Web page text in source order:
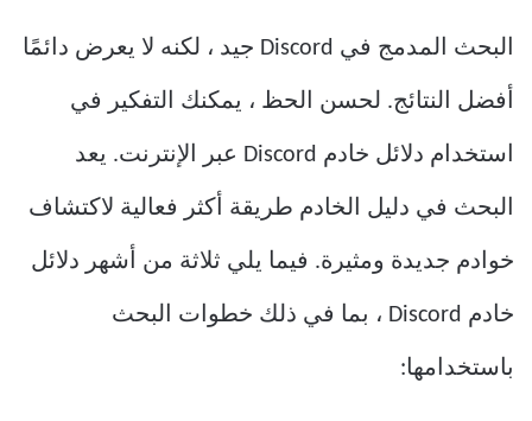
البحث المدمج في Discord جيد ، لكنه لا يعرض دائمًا
أفضل النتائج. لحسن الحظ ، يمكنك التفكير في
استخدام دلائل خادم Discord عبر الإنترنت. يعد
البحث في دليل الخادم طريقة أكثر فعالية لاكتشاف
خوادم جديدة ومثيرة. فيما يلي ثلاثة من أشهر دلائل
خادم Discord ، بما في ذلك خطوات البحث
باستخدامها: